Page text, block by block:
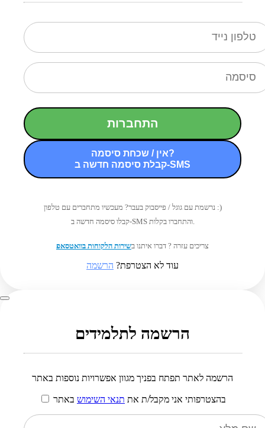
התחברות
אין / שכחת סיסמה?
קבלת סיסמה חדשה ב-SMS
נרשמת עם גוגל / פייסבוק בעבר? מעכשיו מתחברים עם טלפון :)
קבלו סיסמה חדשה ב-SMS והתחברו בקלות.
צריכים עזרה ? דברו איתנו בשירות הלקוחות בוואטסאפ
עוד לא הצטרפת? הרשמה
הרשמה לתלמידים
הרשמה לאתר תפתח בפניך מגוון אפשרויות נוספות באתר
בהצטרפותי אני מקבל/ת את תנאי השימוש באתר